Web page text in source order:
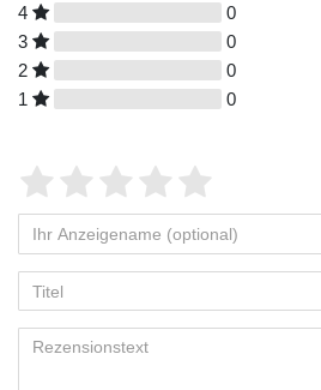
4
0
3
0
2
0
1
0